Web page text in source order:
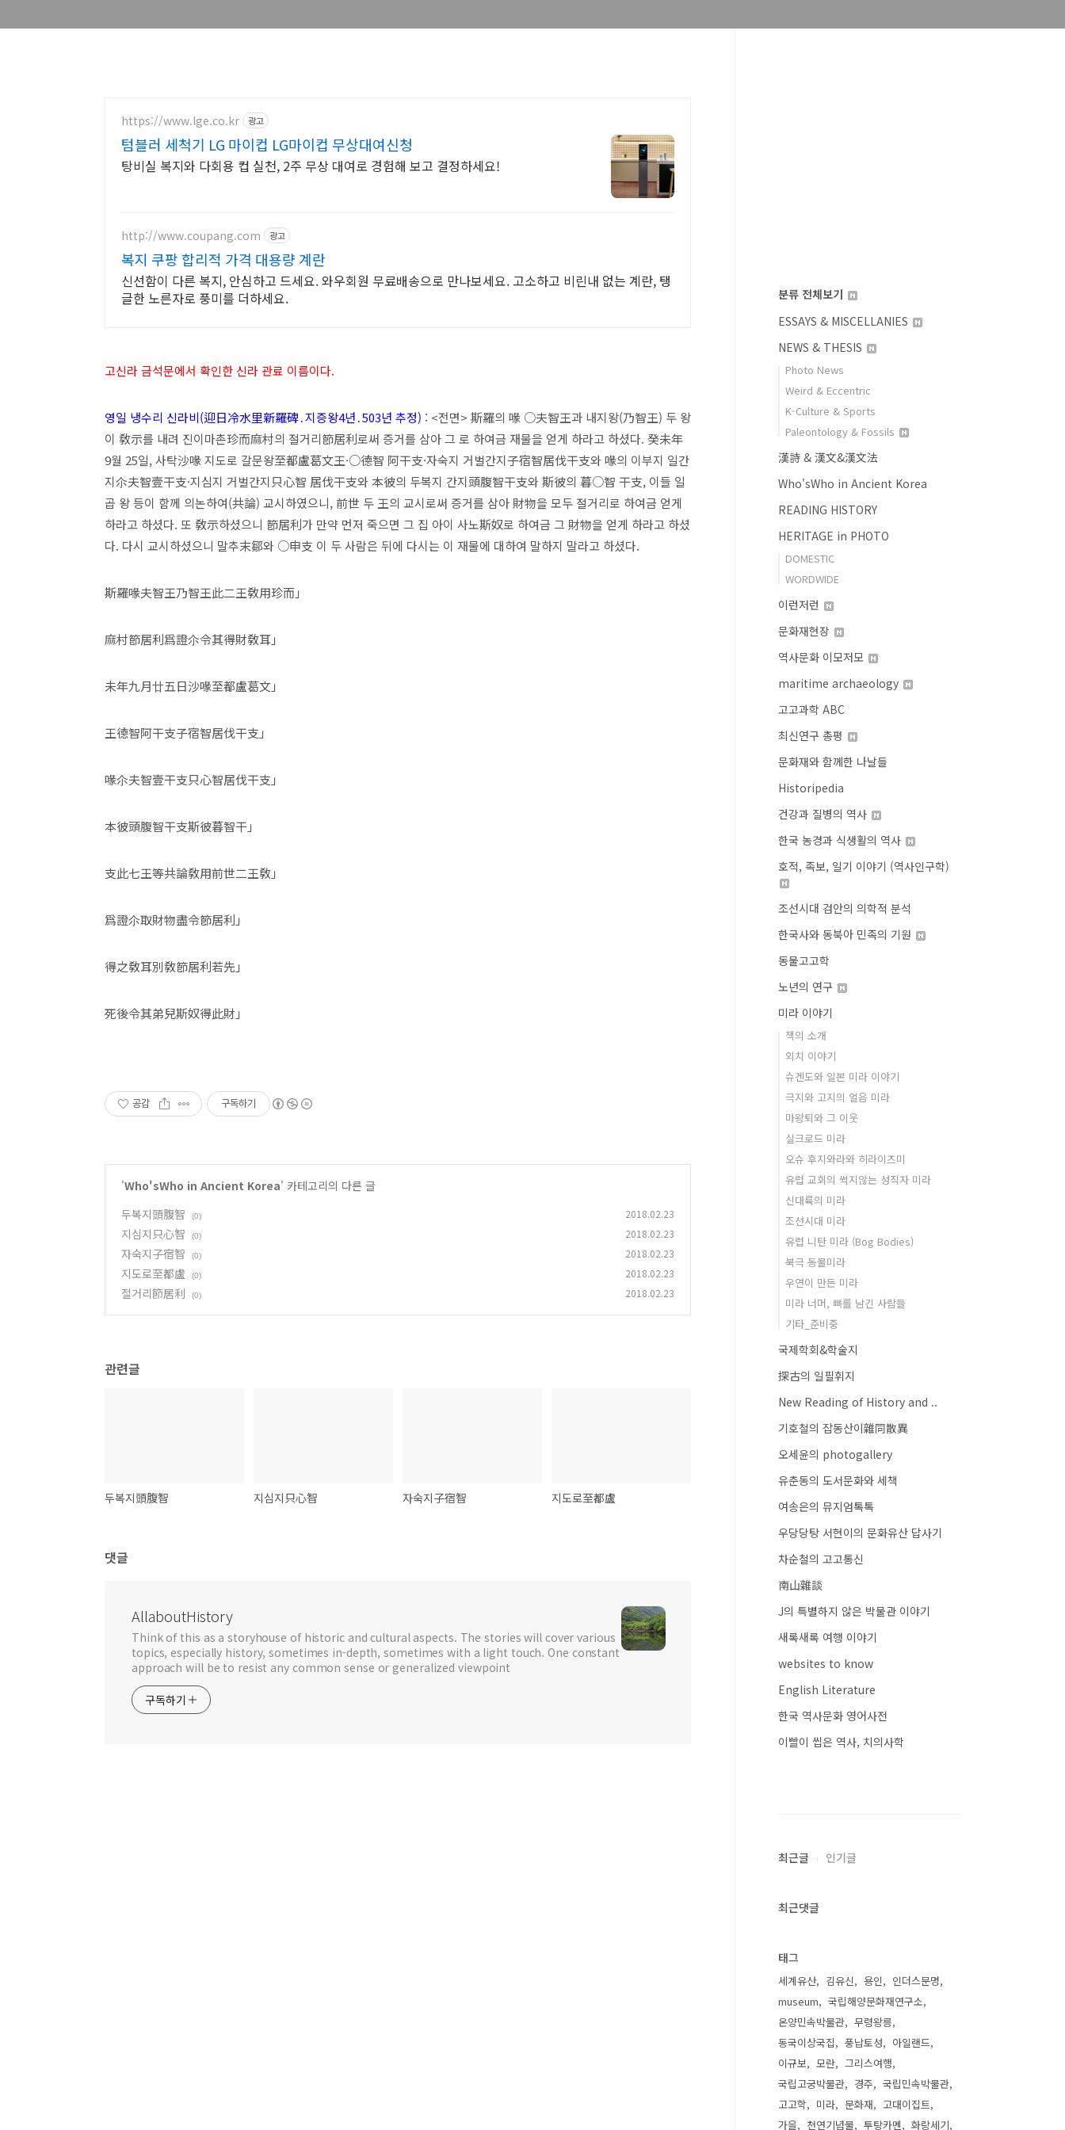
https://www.lge.co.kr 광고
텀블러 세척기 LG 마이컵 LG마이컵 무상대여신청
탕비실 복지와 다회용 컵 실천, 2주 무상 대여로 경험해 보고 결정하세요!
http://www.coupang.com 광고
복지 쿠팡 합리적 가격 대용량 계란
신선함이 다른 복지, 안심하고 드세요. 와우회원 무료배송으로 만나보세요. 고소하고 비린내 없는 계란, 탱
글한 노른자로 풍미를 더하세요.
고신라 금석문에서 확인한 신라 관료 이름이다.
영일 냉수리 신라비(迎日冷水里新羅碑․지증왕4년․503년 추정) : <전면> 斯羅의 喙 ○夫智王과 내지왕(乃智王) 두 왕
이 敎示를 내려 진이마촌珍而麻村의 절거리節居利로써 증거를 삼아 그 로 하여금 재물을 얻게 하라고 하셨다. 癸未年
9월 25일, 사탁沙喙 지도로 갈문왕至都盧葛文王·○德智 阿干支·자숙지 거벌간지子宿智居伐干支와 喙의 이부지 일간
지尒夫智壹干支·지심지 거벌간지只心智 居伐干支와 本彼의 두복지 간지頭腹智干支와 斯彼의 暮○智 干支, 이들 일
곱 왕 등이 함께 의논하여(共論) 교시하였으니, 前世 두 王의 교시로써 증거를 삼아 財物을 모두 절거리로 하여금 얻게
하라고 하셨다. 또 敎示하셨으니 節居利가 만약 먼저 죽으면 그 집 아이 사노斯奴로 하여금 그 財物을 얻게 하라고 하셨
다. 다시 교시하셨으니 말추末鄒와 ○申支 이 두 사람은 뒤에 다시는 이 재물에 대하여 말하지 말라고 하셨다.
斯羅喙夫智王乃智王此二王敎用珍而」
麻村節居利爲證尒令其得財敎耳」
未年九月廿五日沙喙至都盧葛文」
王德智阿干支子宿智居伐干支」
喙尒夫智壹干支只心智居伐干支」
本彼頭腹智干支斯彼暮智干」
支此七王等共論敎用前世二王敎」
爲證尒取財物盡令節居利」
得之敎耳別敎節居利若先」
死後令其弟兒斯奴得此財」
공감 구독하기
'Who'sWho in Ancient Korea' 카테고리의 다른 글
두복지頭腹智
(0) 2018.02.23
지심지只心智 (0) 2018.02.23
자숙지子宿智 (0) 2018.02.23
지도로至都盧 (0) 2018.02.23
절거리節居利 (0) 2018.02.23
관련글
두복지頭腹智 지심지只心智 자숙지子宿智 지도로至都盧
댓글
AllaboutHistory
Think of this as a storyhouse of historic and cultural aspects. The stories will cover various
topics, especially history, sometimes in-depth, sometimes with a light touch. One constant
approach will be to resist any common sense or generalized viewpoint
구독하기
분류 전체보기
ESSAYS & MISCELLANIES
NEWS & THESIS
Photo News
Weird & Eccentric
K-Culture & Sports
Paleontology & Fossils
漢詩 & 漢文&漢文法
Who'sWho in Ancient Korea
READING HISTORY
HERITAGE in PHOTO
DOMESTIC
WORDWIDE
이런저런
문화재현장
역사문화 이모저모
maritime archaeology
고고과학 ABC
최신연구 총평
문화재와 함께한 나날들
Historipedia
건강과 질병의 역사
한국 농경과 식생활의 역사
호적, 족보, 일기 이야기 (역사인구학)
조선시대 검안의 의학적 분석
한국사와 동북아 민족의 기원
동물고고학
노년의 연구
미라 이야기
책의 소개
외치 이야기
슈겐도와 일본 미라 이야기
극지와 고지의 얼음 미라
마왕퇴와 그 이웃
실크로드 미라
오슈 후지와라와 히라이즈미
유럽 교회의 썩지않는 성직자 미라
신대륙의 미라
조선시대 미라
유럽 니탄 미라 (Bog Bodies)
북극 동물미라
우연이 만든 미라
미라 너머, 뼈를 남긴 사람들
기타_준비중
국제학회&학술지
探古의 일필휘지
New Reading of History and ..
기호철의 잡동산이雜同散異
오세윤의 photogallery
유춘동의 도서문화와 세책
여송은의 뮤지엄톡톡
우당당탕 서현이의 문화유산 답사기
차순철의 고고통신
南山雜談
J의 특별하지 않은 박물관 이야기
새록새록 여행 이야기
websites to know
English Literature
한국 역사문화 영어사전
이빨이 씹은 역사, 치의사학
최근글 인기글
최근댓글
태그
세계유산 김유신 용인
인더스문명
museum
국립해양문화재연구소
온양민속박물관
무령왕릉
동국이상국집
풍납토성
아일랜드
이규보
모란
그리스여행
국립고궁박물관
경주
국립민속박물관
고고학
미라 문화재
고대이집트
가을
천연기념물 투탕카멘 화랑세기